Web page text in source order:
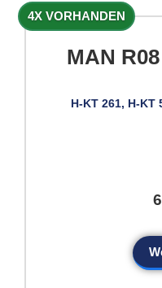
4X VORHANDEN
MAN
H-KT 261, H-KT